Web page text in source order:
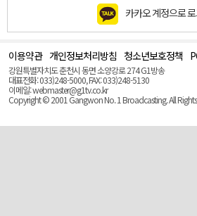
카카오 계정으로
이용약관 개인정보처리방침 청소년보호정책
강원특별자치도 춘천시 동면 소양강로 274 G1방송
대표전화: 033)248-5000, FAX: 033)248-5130
이메일: webmaster@g1tv.co.kr
Copyright © 2001 Gangwon No. 1 Broadcasting. All Rights